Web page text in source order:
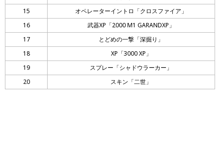
15
オペレーターイントロ「クロスファイア」
16
武器XP「2000 M1 GARANDXP」
17
とどめの一撃「深掘り」
18
XP「3000 XP」
19
スプレー「シャドウラーカー」
20
スキン「二世」